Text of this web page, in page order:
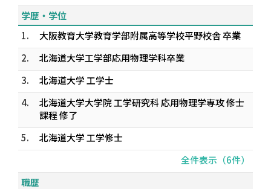
学歴・学位
1.
大阪教育大学教育学部附属高等学校平野校舎 卒業
2.
北海道大学工学部応用物理学科卒業
3.
北海道大学 工学士
4.
北海道大学大学院 工学研究科 応用物理学専攻 修士
課程 修了
5.
北海道大学 工学修士
全件表示（6件）
職歴